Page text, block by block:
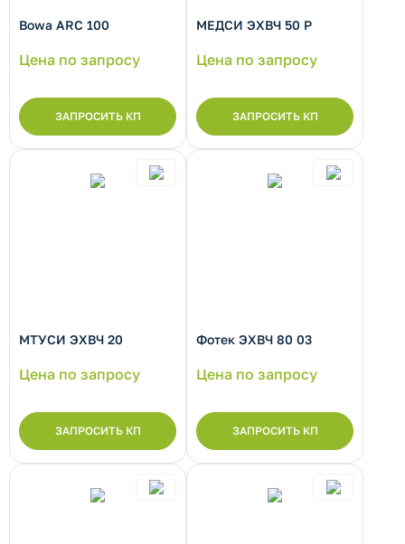
Bowa ARC 100
Цена по запросу
ЗАПРОСИТЬ КП
МЕДСИ ЭХВЧ 50 Р
Цена по запросу
ЗАПРОСИТЬ КП
МТУСИ ЭХВЧ 20
Цена по запросу
ЗАПРОСИТЬ КП
Фотек ЭХВЧ 80 03
Цена по запросу
ЗАПРОСИТЬ КП